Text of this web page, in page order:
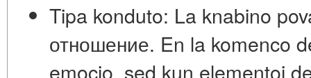
Tipa konduto: La knabino
отношение. En la komenco
emocio, sed kun elementoj